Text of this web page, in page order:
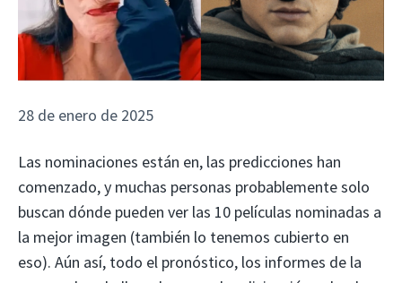
28 de enero de 2025
Las nominaciones están en, las predicciones han
comenzado, y muchas personas probablemente solo
buscan dónde pueden ver las 10 películas nominadas a
la mejor imagen (también lo tenemos cubierto en
eso). Aún así, todo el pronóstico, los informes de la